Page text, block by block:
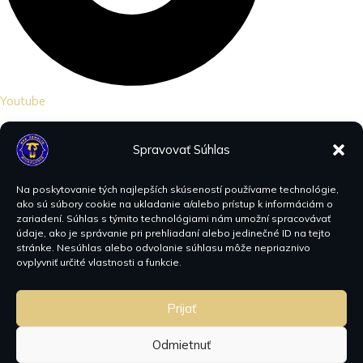
Spravovať Súhlas
Na poskytovanie tých najlepších skúseností používame technológie,
ako sú súbory cookie na ukladanie a/alebo prístup k informáciám o
zariadení. Súhlas s týmito technológiami nám umožní spracovávať
údaje, ako je správanie pri prehliadaní alebo jedinečné ID na tejto
stránke. Nesúhlas alebo odvolanie súhlasu môže nepriaznivo
ovplyvniť určité vlastnosti a funkcie.
Prijať
Odmietnuť
Youtube